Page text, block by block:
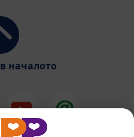
началото